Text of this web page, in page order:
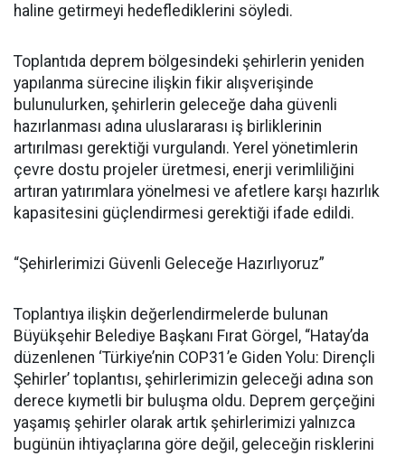
haline getirmeyi hedeflediklerini söyledi.
Toplantıda deprem bölgesindeki şehirlerin yeniden
yapılanma sürecine ilişkin fikir alışverişinde
bulunulurken, şehirlerin geleceğe daha güvenli
hazırlanması adına uluslararası iş birliklerinin
artırılması gerektiği vurgulandı. Yerel yönetimlerin
çevre dostu projeler üretmesi, enerji verimliliğini
artıran yatırımlara yönelmesi ve afetlere karşı hazırlık
kapasitesini güçlendirmesi gerektiği ifade edildi.
“Şehirlerimizi Güvenli Geleceğe Hazırlıyoruz”
Toplantıya ilişkin değerlendirmelerde bulunan
Büyükşehir Belediye Başkanı Fırat Görgel, “Hatay’da
düzenlenen ‘Türkiye’nin COP31’e Giden Yolu: Dirençli
Şehirler’ toplantısı, şehirlerimizin geleceği adına son
derece kıymetli bir buluşma oldu. Deprem gerçeğini
yaşamış şehirler olarak artık şehirlerimizi yalnızca
bugünün ihtiyaçlarına göre değil, geleceğin risklerini